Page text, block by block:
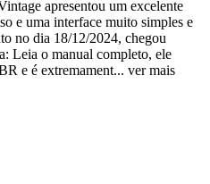
apresentou um excelente
e uma interface muito simples e
no dia 18/12/2024, chegou
Leia o manual completo, ele
e é extremament... ver mais